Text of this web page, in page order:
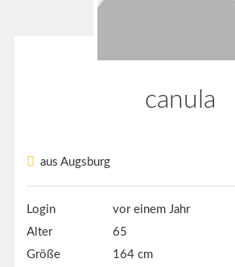
canula
aus Augsburg
Login
vor einem Jahr
Alter
65
Größe
164 cm